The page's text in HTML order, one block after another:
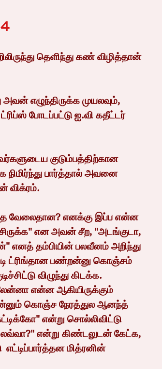
தெளிந்து கண் விழித்தான்
போடப்பட்டு ஐ.வி கதீட்டர்
நிமிர்ந்து பார்த்தால் அவனை
விக்ரம்.
என அவன் சீற, "அடங்குடா,
தம்பியின் பலவீனம் அறிந்து
ட்ரிங்தான பண்றன்னு கொஞ்சம்
விழுந்து கிடக்க.
என்ன ஆகியிருக்கும்
இன்னும் கொஞ்ச நேரத்துல ஆனந்த்
என்று சொல்லிவிட்டு
என்று கிண்டலுடன் கேட்க,
எட்டிப்பார்த்தன மித்ரனின்